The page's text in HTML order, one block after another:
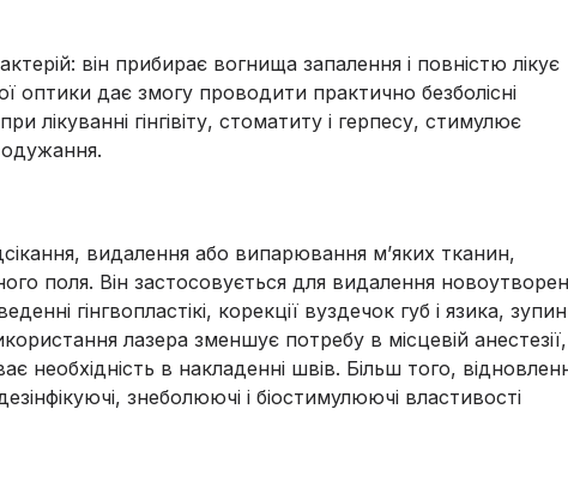
він прибирає вогнища запалення і повністю лікує
оптики дає змогу проводити практично безболісні
лікуванні гінгівіту, стоматиту і герпесу, стимулює
видалення або випарювання м’яких тканин,
поля. Він застосовується для видалення
гінгвопластікі, корекції вуздечок губ і язика,
лазера зменшує потребу в місцевій анестезії,
необхідність в накладенні швів. Більш того,
знеболюючі і біостимулюючі властивості